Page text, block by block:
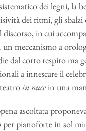
dei legni, la
dei ritmi, gli sbalzi
discorso, in cui
meccanismo a
dal corto respiro ma
a innescare il
in nucein una
ascoltata
per pianoforte in sol